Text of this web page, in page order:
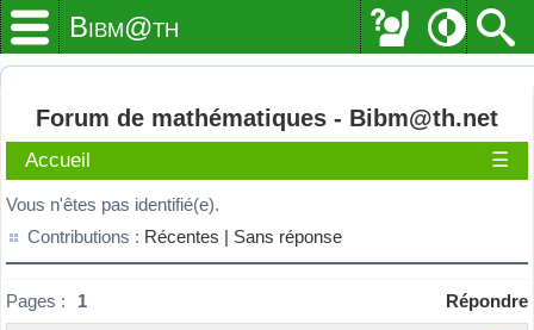
Bibm@th
Forum de mathématiques - Bibm@th.net
Accueil ☰
Vous n'êtes pas identifié(e).
Contributions : Récentes | Sans réponse
Pages : 1 Répondre